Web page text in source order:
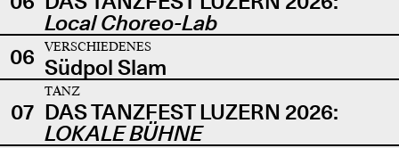
Local Choreo-Lab
06
VERSCHIEDENES
Südpol Slam
07
TANZ
DAS TANZFEST LUZERN 2026:
LOKALE BÜHNE